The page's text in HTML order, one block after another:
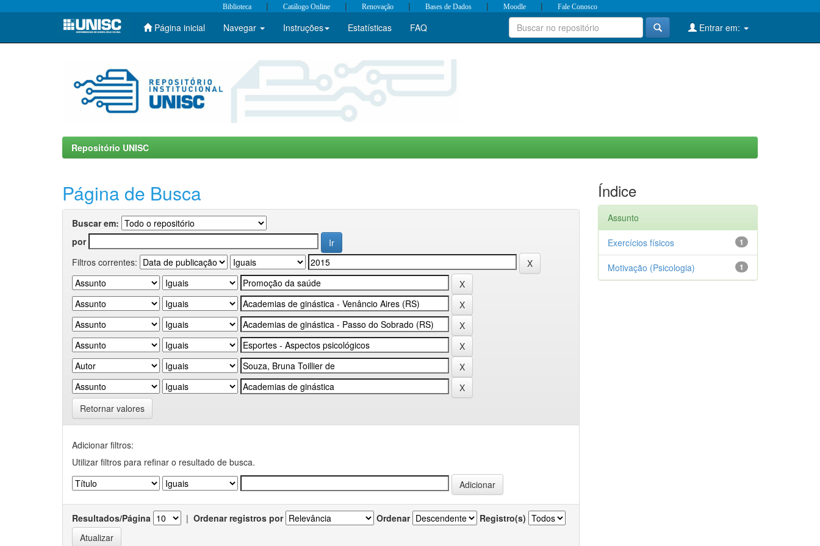
Skip
Biblioteca | Catálogo Online | Renovação | Bases de Dados | Moodle | Fale Conosco
Página inicial Navegar Instruções Estatísticas FAQ Entrar em:
Repositório UNISC
Página de Busca
Buscar em:
por
Filtros correntes:
Retornar valores
Adicionar filtros:
Utilizar filtros para refinar o resultado de busca.
Resultados/Página | Ordenar registros por Ordenar Registro(s)
Índice
Assunto
1
Exercícios físicos
1
Motivação (Psicologia)